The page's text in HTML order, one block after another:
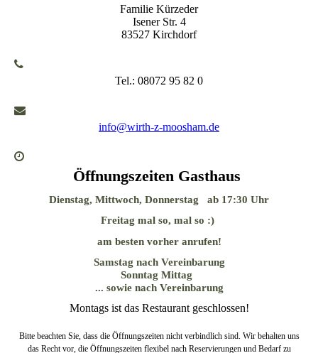
Familie Kürzeder
Isener Str. 4
83527 Kirchdorf
Tel.: 08072 95 82 0
info@wirth-z-moosham.de
Öffnungszeiten Gasthaus
Dienstag, Mittwoch, Donnerstag ab 17:30 Uhr
Freitag mal so, mal so :)
am besten vorher anrufen!
Samstag nach Vereinbarung
Sonntag Mittag
... sowie nach Vereinbarung
Montags ist das Restaurant geschlossen!
Bitte beachten Sie, dass die Öffnungszeiten nicht verbindlich sind. Wir behalten uns
das Recht vor, die Öffnungszeiten flexibel nach Reservierungen und Bedarf zu